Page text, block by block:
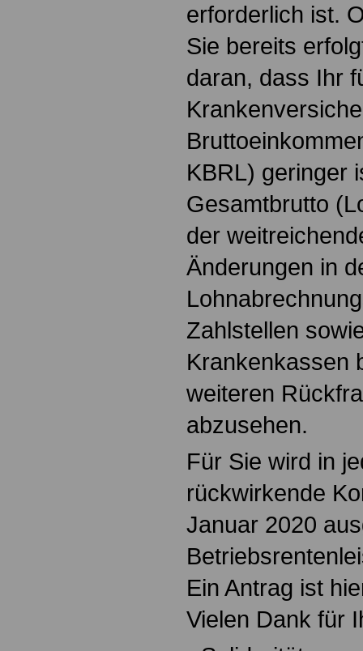
erforderlich ist.
Sie bereits
daran, dass Ihr
KBRL) geringer
Gesamtbrutto
der
Änderungen in
Zahlstellen
Krankenkassen
weiteren
abzusehen.
Für Sie wird in
rückwirkende
Januar 2020
Ein Antrag ist
Vielen Dank für